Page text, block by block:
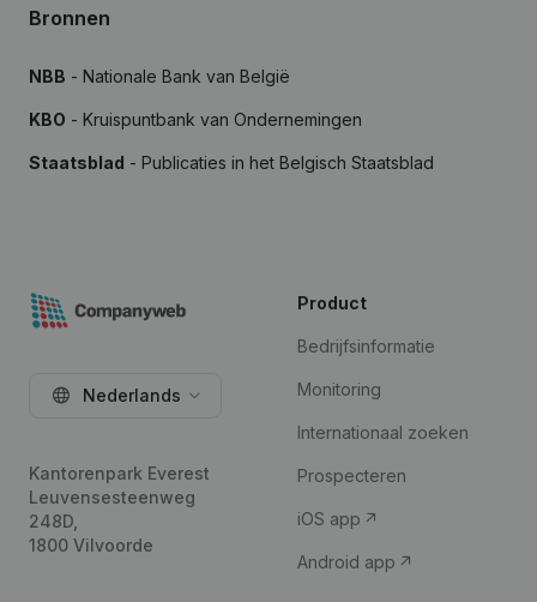
Bronnen
NBB - Nationale Bank van België
KBO - Kruispuntbank van Ondernemingen
Staatsblad - Publicaties in het Belgisch Staatsblad
Nederlands
Kantorenpark Everest
Leuvensesteenweg
248D,
1800 Vilvoorde
Product
Bedrijfsinformatie
Monitoring
Internationaal zoeken
Prospecteren
iOS app
Android app